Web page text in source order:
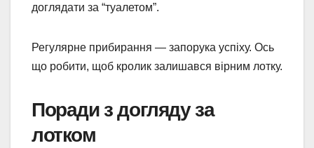
доглядати за “туалетом”.
Регулярне прибирання — запорука успіху. Ось
що робити, щоб кролик залишався вірним лотку.
Поради з догляду за
лотком